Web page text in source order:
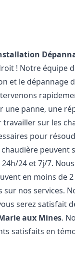
! Notre équipe
et le dépannage
une panne, une
sur les
pour
24 et 7j/7.
en moins de
nos services.
serez satisfait
aux Mines.
satisfaits en